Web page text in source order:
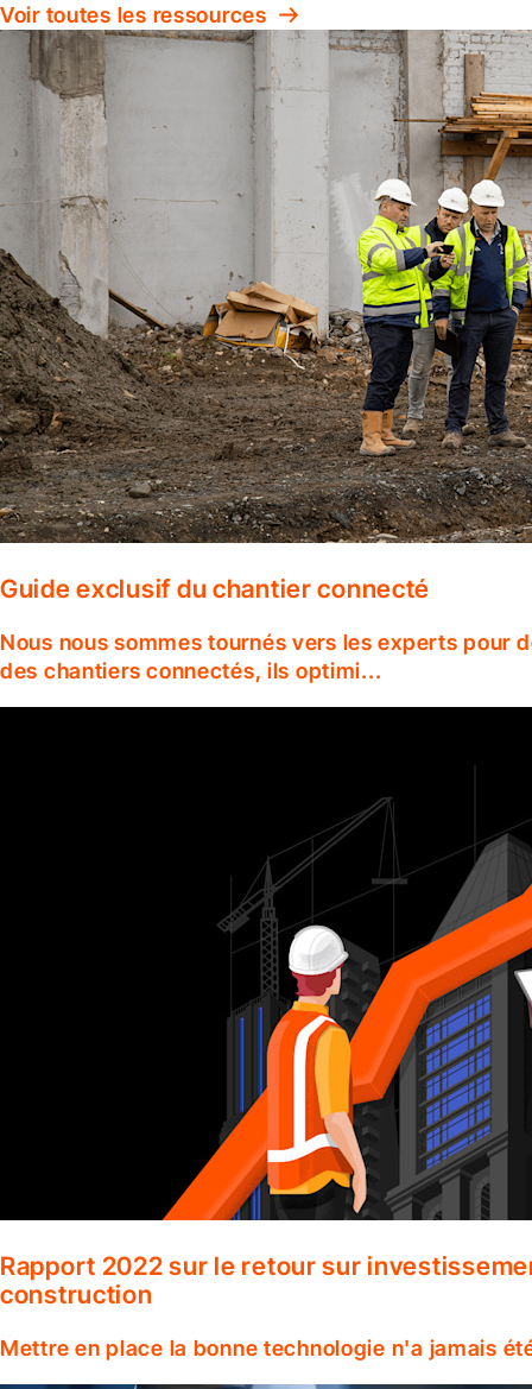
Voir toutes les ressources
Guide exclusif du chantier connecté
Nous nous sommes tournés vers les experts pour
des chantiers connectés, ils optimi...
Rapport 2022 sur le retour sur
construction
Mettre en place la bonne technologie n'a jamais